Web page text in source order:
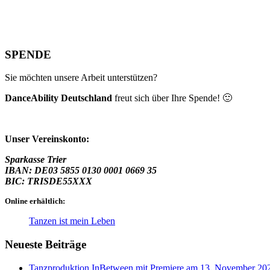
SPENDE
Sie möchten unsere Arbeit unterstützen?
DanceAbility Deutschland freut sich über Ihre Spende! 🙂
Unser Vereinskonto:
Sparkasse Trier
IBAN: DE03 5855 0130 0001 0669 35
BIC: TRISDE55XXX
Online erhältlich:
Tanzen ist mein Leben
Neueste Beiträge
Tanzproduktion InBetween mit Premiere am 13. November